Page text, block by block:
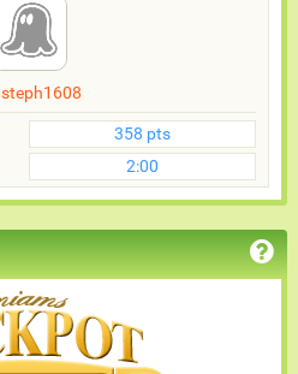
steph1608
358 pts
2:00